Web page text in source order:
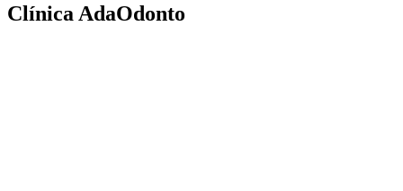
Clínica AdaOdonto